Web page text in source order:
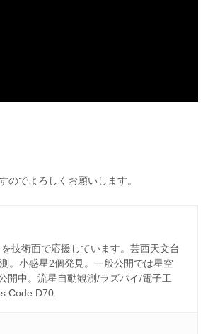
のでよろしくお願いします。
技術面で応援しています。芸西天文台
。小惑星2個発見。一般公開では星空
開中。流星自動観測/ラズパイ/電子工
Code D70.